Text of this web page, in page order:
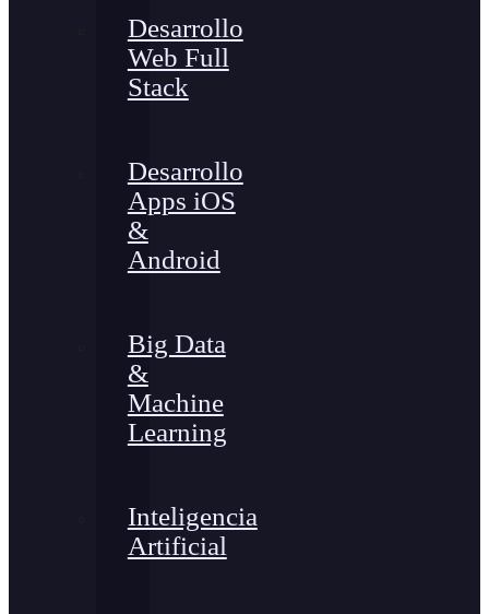
Desarrollo
Web Full
Stack
Desarrollo
Apps iOS
&
Android
Big Data
&
Machine
Learning
Inteligencia
Artificial